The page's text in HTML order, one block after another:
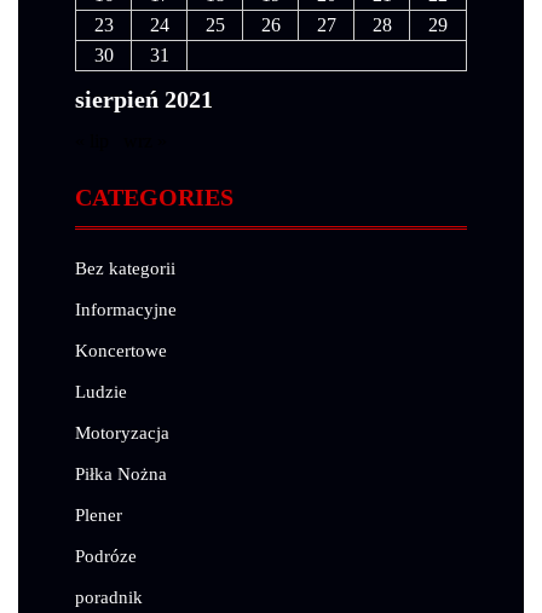
sierpień 2021
23
24 25 26 27 28
29
30
31
CATEGORIES
Bez kategorii
Informacyjne
Koncertowe
Ludzie
Motoryzacja
Piłka Nożna
Plener
Podróze
poradnik